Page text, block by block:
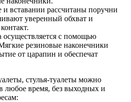
и вставании рассчитаны поручни
уверенный обхват и
осуществляется с помощью
резиновые наконечники
от царапин и обеспечат
стулья-туалеты можно
любое время, без выходных и